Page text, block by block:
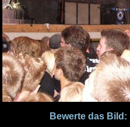
Bewerte das Bild: